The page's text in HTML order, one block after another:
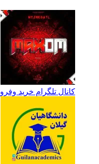
کانال تلگرام خرید